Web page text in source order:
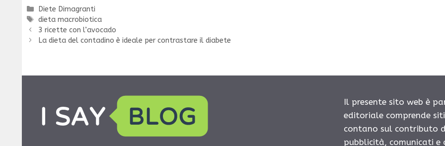
Categorie
Diete Dimagranti
Tag
dieta macrobiotica
3 ricette con l’avocado
La dieta del contadino è ideale per contrastare il diabete
Il presente sito web è
editoriale comprende
contano sul contributo
pubblicità, comunicati